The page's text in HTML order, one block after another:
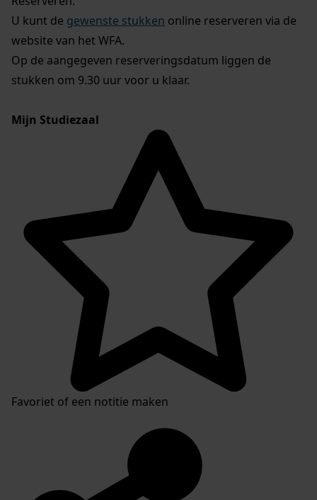
U kunt de gewenste stukken online reserveren via de
website van het WFA.
Op de aangegeven reserveringsdatum liggen de
stukken om 9.30 uur voor u klaar.
Mijn Studiezaal
Favoriet of een notitie maken